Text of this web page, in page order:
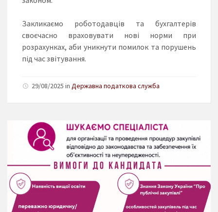
Закликаємо роботодавців та бухгалтерів
своєчасно враховувати нові норми при
розрахунках, аби уникнути помилок та порушень
під час звітування.
29/08/2025 in Державна податкова служба